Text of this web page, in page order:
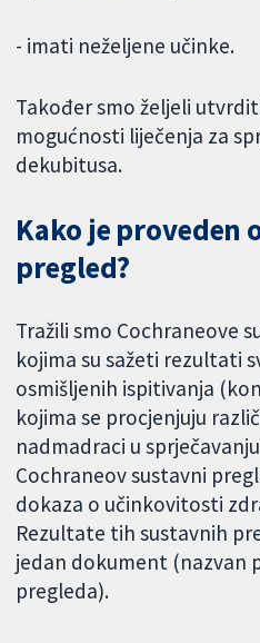
- imati neželjene učinke.
Također smo željeli
mogućnosti liječenja za
dekubitusa.
Kako je proveden
pregled?
Tražili smo Cochraneove
kojima su sažeti rezultati
osmišljenih ispitivanja
kojima se procjenjuju
nadmadraci u
Cochraneov sustavni
dokaza o učinkovitosti
Rezultate tih sustavnih
jedan dokument (nazvan
pregleda).